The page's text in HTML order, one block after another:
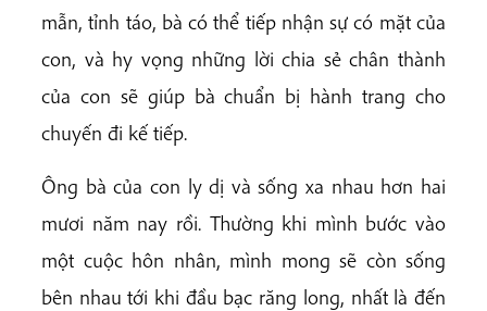
mẫn, tỉnh táo, bà có thể tiếp nhận sự có mặt của
con, và hy vọng những lời chia sẻ chân thành
của con sẽ giúp bà chuẩn bị hành trang cho
chuyến đi kế tiếp.
Ông bà của con ly dị và sống xa nhau hơn hai
mươi năm nay rồi. Thường khi mình bước vào
một cuộc hôn nhân, mình mong sẽ còn sống
bên nhau tới khi đầu bạc răng long, nhất là đến